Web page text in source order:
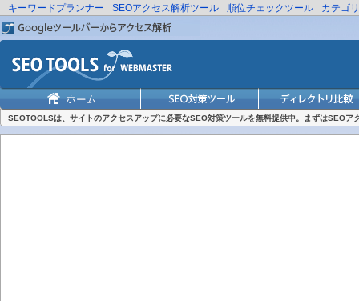
キーワードプランナー SEOアクセス解析ツール 順位チェックツール カテゴ
SEOTOOLSは、サイトのアクセスアップに必要なSEO対策ツールを無料提供中。まずはSEOア